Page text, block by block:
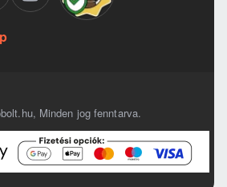
Minden jog fenntarva.